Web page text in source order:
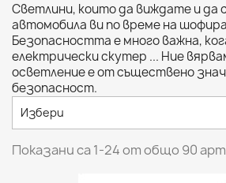
Светлини, които да виждате и да
автомобила ви по време на
Безопасността е много важна,
електрически скутер ... Ние
осветление е от съществено
безопасност.
Избери
Показани са 1-24 от общо 90